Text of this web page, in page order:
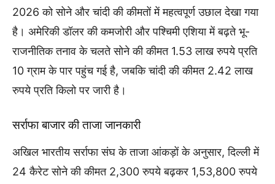
2026 को सोने और चांदी की कीमतों में महत्वपूर्ण उछाल देखा गया
है। अमेरिकी डॉलर की कमजोरी और पश्चिमी एशिया में बढ़ते भू-
राजनीतिक तनाव के चलते सोने की कीमत 1.53 लाख रुपये प्रति
10 ग्राम के पार पहुंच गई है, जबकि चांदी की कीमत 2.42 लाख
रुपये प्रति किलो पर जारी है।
सर्राफा बाजार की ताजा जानकारी
अखिल भारतीय सर्राफा संघ के ताजा आंकड़ों के अनुसार, दिल्ली में
24 कैरेट सोने की कीमत 2,300 रुपये बढ़कर 1,53,800 रुपये